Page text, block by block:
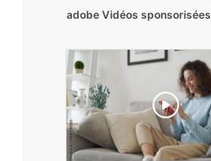
adobe Vidéos sponsorisées